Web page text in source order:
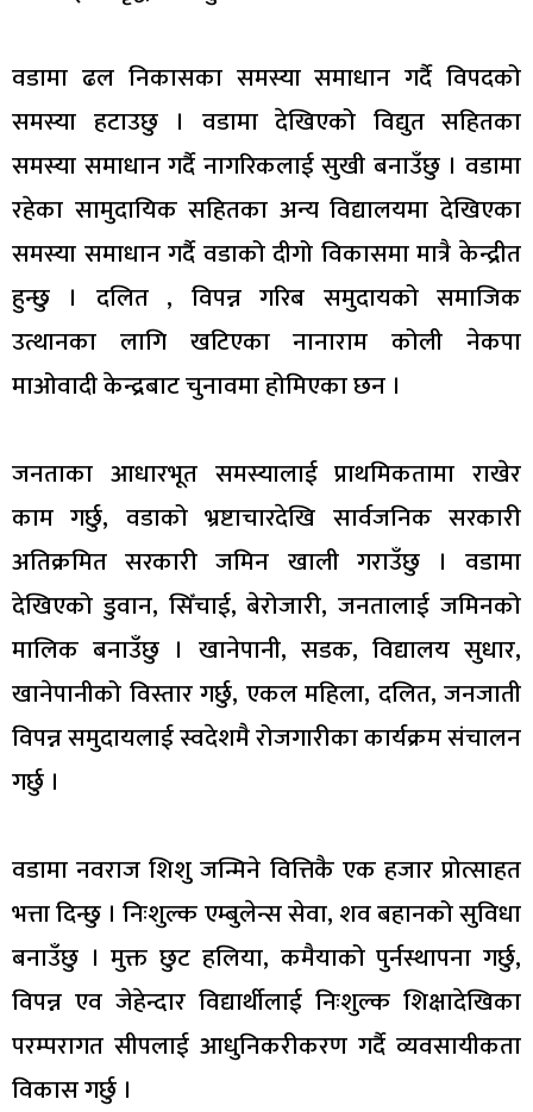
वडामा ढल निकासका समस्या समाधान गर्दै विपदको
समस्या हटाउछु । वडामा देखिएको विद्युत सहितका
समस्या समाधान गर्दै नागरिकलाई सुखी बनाउँछु । वडामा
रहेका सामुदायिक सहितका अन्य विद्यालयमा देखिएका
समस्या समाधान गर्दै वडाको दीगो विकासमा मात्रै केन्द्रीत
हुन्छु । दलित , विपन्न गरिब समुदायको समाजिक
उत्थानका लागि खटिएका नानाराम कोली नेकपा
माओवादी केन्द्रबाट चुनावमा होमिएका छन ।
जनताका आधारभूत समस्यालाई प्राथमिकतामा राखेर
काम गर्छु, वडाको भ्रष्टाचारदेखि सार्वजनिक सरकारी
अतिक्रमित सरकारी जमिन खाली गराउँछु । वडामा
देखिएको डुवान, सिँचाई, बेरोजारी, जनतालाई जमिनको
मालिक बनाउँछु । खानेपानी, सडक, विद्यालय सुधार,
खानेपानीको विस्तार गर्छु, एकल महिला, दलित, जनजाती
विपन्न समुदायलाई स्वदेशमै रोजगारीका कार्यक्रम संचालन
गर्छु ।
वडामा नवराज शिशु जन्मिने वित्तिकै एक हजार प्रोत्साहत
भत्ता दिन्छु । निःशुल्क एम्बुलेन्स सेवा, शव बहानको सुविधा
बनाउँछु । मुक्त छुट हलिया, कमैयाको पुर्नस्थापना गर्छु,
विपन्न एव जेहेन्दार विद्यार्थीलाई निःशुल्क शिक्षादेखिका
परम्परागत सीपलाई आधुनिकरीकरण गर्दै व्यवसायीकता
विकास गर्छु ।